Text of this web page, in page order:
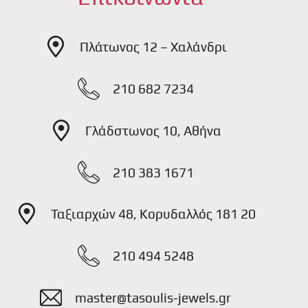
Πλάτωνος 12 – Χαλάνδρι
210 682 7234
Γλάδστωνος 10, Αθήνα
210 383 1671
Ταξιαρχών 48, Κορυδαλλός 181 20
210 494 5248
master@tasoulis-jewels.gr